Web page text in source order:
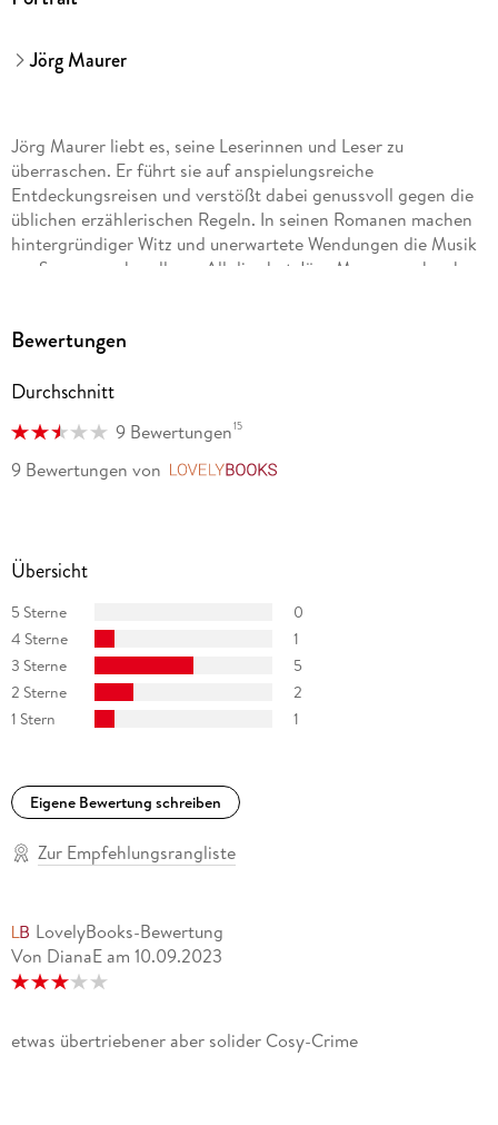
Jörg Maurer
Jörg Maurer liebt es, seine Leserinnen und Leser zu
überraschen. Er führt sie auf anspielungsreiche
Entdeckungsreisen und verstößt dabei genussvoll gegen die
üblichen erzählerischen Regeln. In seinen Romanen machen
hintergründiger Witz und unerwartete Wendungen die Musik
zur Spannungshandlung. All dies hat Jörg Maurer auch schon
Erfolge und wurde dafür mehrfach ausgezeichnet, bevor er
sechszehn Jennerwein-Romane sind allesamt Bestseller. Sein
Shorty
Leergut
waren ebenfalls erfolgreich. Jörg Maurer lebt zwischen
Buchdeckeln, auf Kinositzen und in Theaterrängen,
überwiegend in Süddeutschland.
Bewertungen
Durchschnitt
9 Bewertungen15
9 Bewertungen von
Übersicht
5 Sterne
0
4 Sterne
1
3 Sterne
5
2 Sterne
2
1 Stern
1
Eigene Bewertung schreiben
Zur Empfehlungsrangliste
LovelyBooks-Bewertung
Von DianaE am 10.09.2023
etwas übertriebener aber solider Cosy-Crime